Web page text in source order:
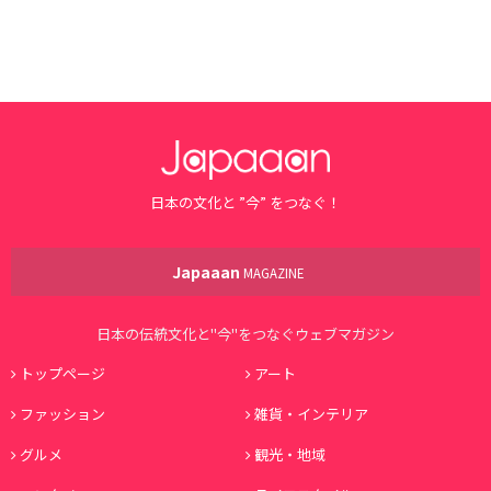
日本の文化と ”今” をつなぐ！
Japaaan MAGAZINE
日本の伝統文化と"今"をつなぐウェブマガジン
トップページ
アート
ファッション
雑貨・インテリア
グルメ
観光・地域